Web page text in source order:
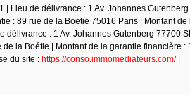
Lieu de délivrance : 1 Av. Johannes
: 89 rue de la Boetie 75016 Paris | Montant
: 1 Av. Johannes Gutenberg 77700
la Boétie | Montant de la garantie financière
du site : https://conso.immomediateurs.com/|